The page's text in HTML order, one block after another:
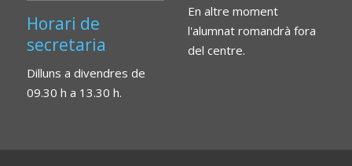
Horari de
secretaria
Dilluns a divendres de
09.30 h a 13.30 h.
En altre moment
l'alumnat romandrà fora
del centre.